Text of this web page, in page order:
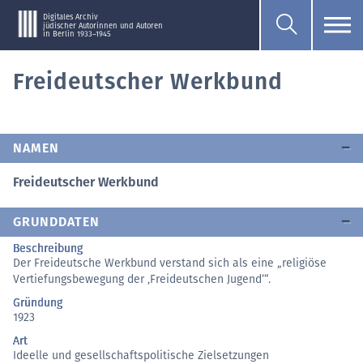
Digitales Archiv
jüdischer Autorinnen und Autoren
in Berlin 1933–1945
Freideutscher Werkbund
NAMEN
Freideutscher Werkbund
GRUNDDATEN
Beschreibung
Der Freideutsche Werkbund verstand sich als eine „religiöse
Vertiefungsbewegung der ‚Freideutschen Jugend‘“.
Gründung
1923
Art
Ideelle und gesellschaftspolitische Zielsetzungen